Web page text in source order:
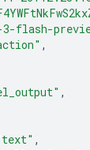
flash-
,
,
,